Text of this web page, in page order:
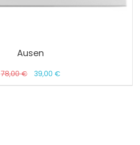
Ausen
78,00€
Pôvodná
cena
39,00€
cena